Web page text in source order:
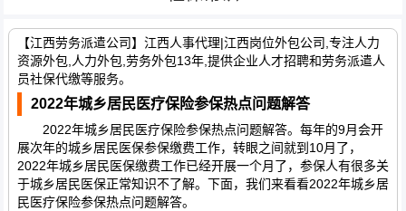
【江西劳务派遣公司】江西人事代理|江西岗位外包公司,专注人力
资源外包,人力外包,劳务外包13年,提供企业人才招聘和劳务派遣人
员社保代缴等服务。
2022年城乡居民医疗保险参保热点问题解答
2022年城乡居民医疗保险参保热点问题解答。每年的9月会开
展次年的城乡居民医保参保缴费工作，转眼之间就到10月了，
2022年城乡居民医保缴费工作已经开展一个月了，参保人有很多关
于城乡居民医保正常知识不了解。下面，我们来看看2022年城乡居
民医疗保险参保热点问题解答。